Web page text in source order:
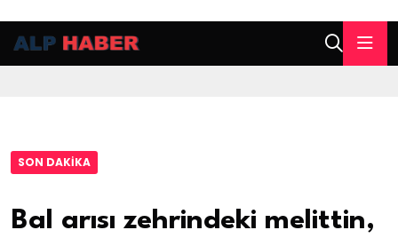
SON DAKIKA
Bal arısı zehrindeki melittin,